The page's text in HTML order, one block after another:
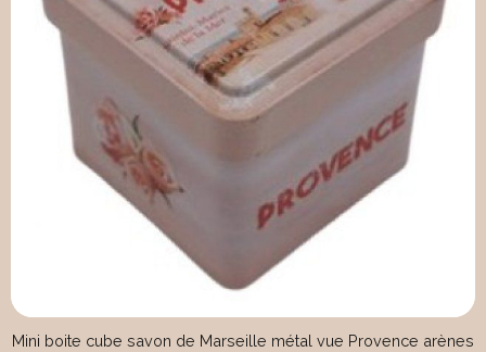
Mini boite cube savon de Marseille métal vue Provence arènes